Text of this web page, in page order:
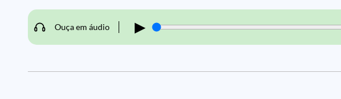
Ouça em áudio ▶